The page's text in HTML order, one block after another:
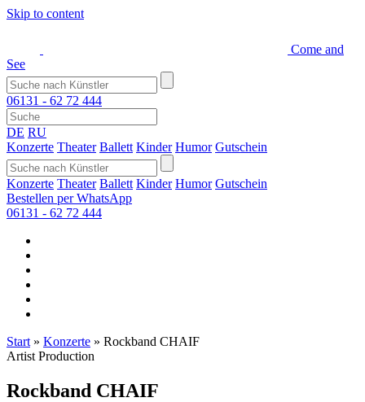
Skip to content
Come and
See
06131 - 62 72 444
DE RU
Konzerte Theater Ballett Kinder Humor Gutschein
Konzerte Theater Ballett Kinder Humor Gutschein
Bestellen per WhatsApp
06131 - 62 72 444
Start » Konzerte » Rockband CHAIF
Artist Production
Rockband CHAIF